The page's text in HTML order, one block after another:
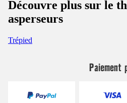
Découvre plus sur le
asperseurs
Trépied
Paiement